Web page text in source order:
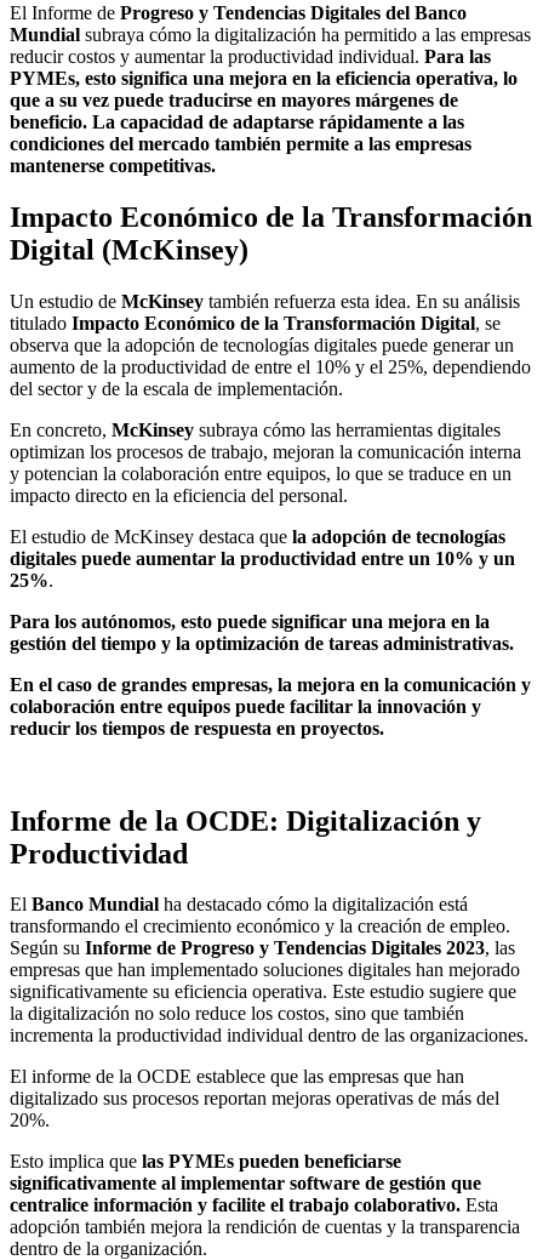
El Informe de Progreso y Tendencias Digitales del Banco
Mundial subraya cómo la digitalización ha permitido a las empresas
reducir costos y aumentar la productividad individual. Para las
PYMEs, esto significa una mejora en la eficiencia operativa, lo
que a su vez puede traducirse en mayores márgenes de
beneficio. La capacidad de adaptarse rápidamente a las
condiciones del mercado también permite a las empresas
mantenerse competitivas.
Impacto Económico de la Transformación
Digital (McKinsey)
Un estudio de McKinsey también refuerza esta idea. En su análisis
titulado Impacto Económico de la Transformación Digital, se
observa que la adopción de tecnologías digitales puede generar un
aumento de la productividad de entre el 10% y el 25%, dependiendo
del sector y de la escala de implementación.
En concreto, McKinsey subraya cómo las herramientas digitales
optimizan los procesos de trabajo, mejoran la comunicación interna
y potencian la colaboración entre equipos, lo que se traduce en un
impacto directo en la eficiencia del personal.
El estudio de McKinsey destaca que la adopción de tecnologías
digitales puede aumentar la productividad entre un 10% y un
25%.
Para los autónomos, esto puede significar una mejora en la
gestión del tiempo y la optimización de tareas administrativas.
En el caso de grandes empresas, la mejora en la comunicación y
colaboración entre equipos puede facilitar la innovación y
reducir los tiempos de respuesta en proyectos.
Informe de la OCDE: Digitalización y
Productividad
El Banco Mundial ha destacado cómo la digitalización está
transformando el crecimiento económico y la creación de empleo.
Según su Informe de Progreso y Tendencias Digitales 2023, las
empresas que han implementado soluciones digitales han mejorado
significativamente su eficiencia operativa. Este estudio sugiere que
la digitalización no solo reduce los costos, sino que también
incrementa la productividad individual dentro de las organizaciones.
El informe de la OCDE establece que las empresas que han
digitalizado sus procesos reportan mejoras operativas de más del
20%.
Esto implica que las PYMEs pueden beneficiarse
significativamente al implementar software de gestión que
centralice información y facilite el trabajo colaborativo. Esta
adopción también mejora la rendición de cuentas y la transparencia
dentro de la organización.